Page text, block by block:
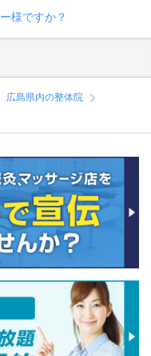
様ですか？
広島県内の整体院